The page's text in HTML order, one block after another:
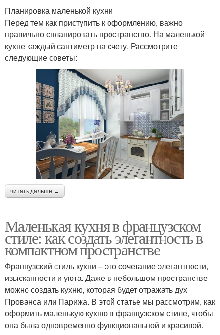
Планировка маленькой кухни
Перед тем как приступить к оформлению, важно
правильно спланировать пространство. На маленькой
кухне каждый сантиметр на счету. Рассмотрите
следующие советы:
читать дальше →
Маленькая кухня в французском
стиле: как создать элегантность в
компактном пространстве
Французский стиль кухни – это сочетание элегантности,
изысканности и уюта. Даже в небольшом пространстве
можно создать кухню, которая будет отражать дух
Прованса или Парижа. В этой статье мы рассмотрим, как
оформить маленькую кухню в французском стиле, чтобы
она была одновременно функциональной и красивой.